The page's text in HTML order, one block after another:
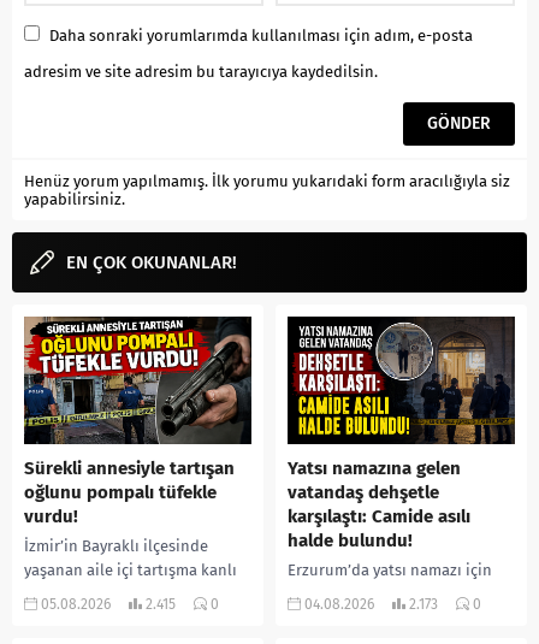
Daha sonraki yorumlarımda kullanılması için adım, e-posta
adresim ve site adresim bu tarayıcıya kaydedilsin.
Henüz yorum yapılmamış. İlk yorumu yukarıdaki form aracılığıyla siz
yapabilirsiniz.
EN ÇOK OKUNANLAR!
Sürekli annesiyle tartışan
oğlunu pompalı tüfekle
vurdu!
İzmir’in Bayraklı ilçesinde
yaşanan aile içi tartışma kanlı
bitti. İddiaya göre, uzun süredir
05.08.2026 2.415 0
Yatsı namazına gelen
vatandaş dehşetle
karşılaştı: Camide asılı
halde bulundu!
Erzurum’da yatsı namazı için
camiye gelen bir vatandaş,
04.08.2026 2.173 0